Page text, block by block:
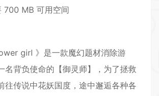
700 MB 可用空间
girl 》是一款魔幻题材消除游
名背负使命的【御灵师】，为了拯救
往传说中花妖国度，途中邂逅各种各